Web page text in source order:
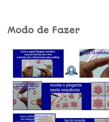
Modo de Fazer